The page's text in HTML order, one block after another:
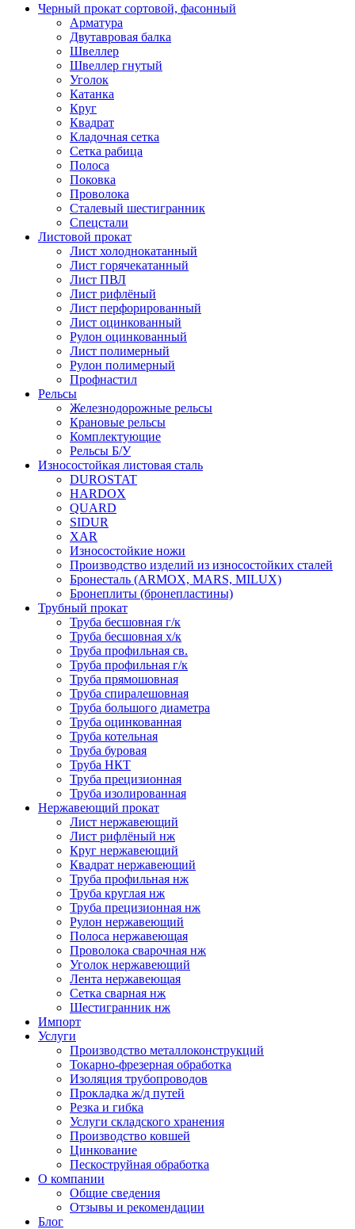
Черный прокат сортовой, фасонный
Арматура
Двутавровая балка
Швеллер
Швеллер гнутый
Уголок
Катанка
Круг
Квадрат
Кладочная сетка
Сетка рабица
Полоса
Поковка
Проволока
Сталевый шестигранник
Спецстали
Листовой прокат
Лист холоднокатанный
Лист горячекатанный
Лист ПВЛ
Лист рифлёный
Лист перфорированный
Лист оцинкованный
Рулон оцинкованный
Лист полимерный
Рулон полимерный
Профнастил
Рельсы
Железнодорожные рельсы
Крановые рельсы
Комплектующие
Рельсы Б/У
Износостойкая листовая сталь
DUROSTAT
HARDOX
QUARD
SIDUR
XAR
Износостойкие ножи
Производство изделий из износостойких сталей
Бронесталь (ARMOX, MARS, MILUX)
Бронеплиты (бронепластины)
Трубный прокат
Труба бесшовная г/к
Труба бесшовная х/к
Труба профильная св.
Труба профильная г/к
Труба прямошовная
Труба спиралешовная
Труба большого диаметра
Труба оцинкованная
Труба котельная
Труба буровая
Труба НКТ
Труба прецизионная
Труба изолированная
Нержавеющий прокат
Лист нержавеющий
Лист рифлёный нж
Круг нержавеющий
Квадрат нержавеющий
Труба профильная нж
Труба круглая нж
Труба прецизионная нж
Рулон нержавеющий
Полоса нержавеющая
Проволока сварочная нж
Уголок нержавеющий
Лента нержавеющая
Сетка сварная нж
Шестигранник нж
Импорт
Услуги
Производство металлоконструкций
Токарно-фрезерная обработка
Изоляция трубопроводов
Прокладка ж/д путей
Резка и гибка
Услуги складского хранения
Производство ковшей
Цинкование
Пескоструйная обработка
О компании
Общие сведения
Отзывы и рекомендации
Блог